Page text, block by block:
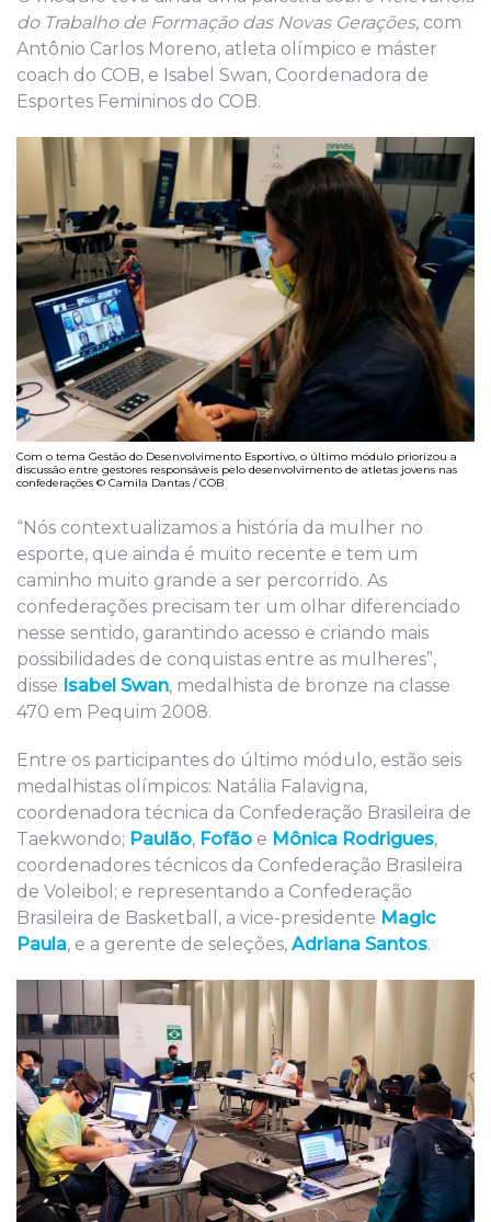
do Trabalho de Formação das Novas Gerações, com
Antônio Carlos Moreno, atleta olímpico e máster
coach do COB, e Isabel Swan, Coordenadora de
Esportes Femininos do COB.
Com o tema Gestão do Desenvolvimento Esportivo, o último módulo priorizou a
discussão entre gestores responsáveis pelo desenvolvimento de atletas jovens nas
confederações © Camila Dantas / COB
“Nós contextualizamos a história da mulher no
esporte, que ainda é muito recente e tem um
caminho muito grande a ser percorrido. As
confederações precisam ter um olhar diferenciado
nesse sentido, garantindo acesso e criando mais
possibilidades de conquistas entre as mulheres”,
disse Isabel Swan, medalhista de bronze na classe
470 em Pequim 2008.
Entre os participantes do último módulo, estão seis
medalhistas olímpicos: Natália Falavigna,
coordenadora técnica da Confederação Brasileira de
Taekwondo; Paulão, Fofão e Mônica Rodrigues,
coordenadores técnicos da Confederação Brasileira
de Voleibol; e representando a Confederação
Brasileira de Basketball, a vice-presidente Magic
Paula, e a gerente de seleções, Adriana Santos.